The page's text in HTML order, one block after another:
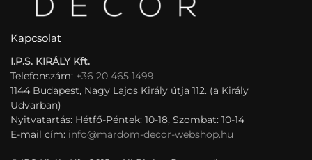
Kapcsolat
I.P.S. KIRÁLY Kft.
Telefonszám: +36 20 465 1499
1144 Budapest, Nagy Lajos Király útja 112. (a Király
Udvarban)
Nyitvatartás: Hétfő-Péntek: 10-18, Szombat: 10-14
E-mail cím: info@mardom-decor-webshop.hu